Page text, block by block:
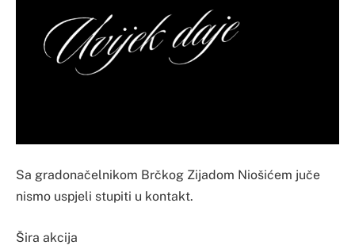
Sa gradonačelnikom Brčkog Zijadom Niošićem juče
nismo uspjeli stupiti u kontakt.
Šira akcija